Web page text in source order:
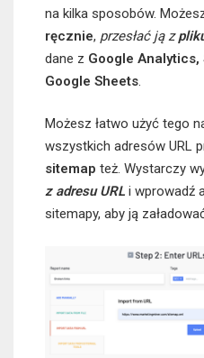
na kilka sposobów.
ręcznie, przesłać ją z
dane z Google
Google Sheets
Możesz łatwo użyć tego
wszystkich adresów URL
sitemap też. Wystarczy
z adresu URL i wprowadź
sitemapy, aby ją